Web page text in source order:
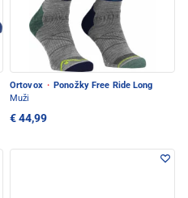
Ortovox · Ponožky Free Ride Long
Muži
€ 44,99